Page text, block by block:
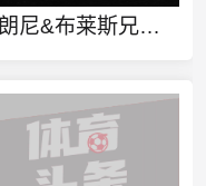
布朗尼&布莱斯兄弟定制同款金项链 灵感来源于兄弟之情